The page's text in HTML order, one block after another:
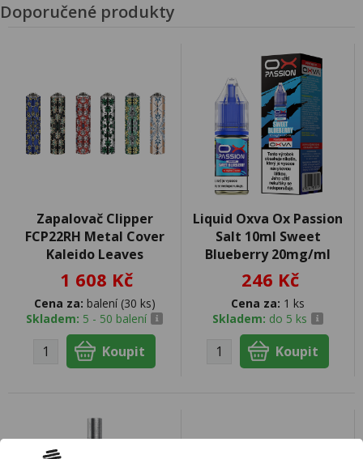
Doporučené produkty
Zapalovač Clipper
FCP22RH Metal Cover
Kaleido Leaves
1 608 Kč
Cena za: balení (30 ks)
Skladem: 5 - 50 balení
Liquid Oxva Ox Passion
Salt 10ml Sweet
Blueberry 20mg/ml
246 Kč
Cena za: 1 ks
Skladem: do 5 ks